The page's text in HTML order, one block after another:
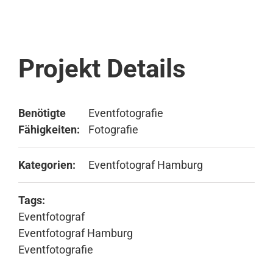
Projekt Details
Benötigte
Fähigkeiten:
Eventfotografie
Fotografie
Kategorien: Eventfotograf Hamburg
Tags:
Eventfotograf
Eventfotograf Hamburg
Eventfotografie